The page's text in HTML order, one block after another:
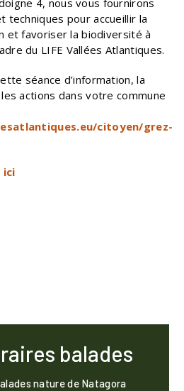
4, nous vous fournirons
techniques pour accueillir la
et favoriser la biodiversité à
du LIFE Vallées Atlantiques.
séance d’information, la
actions dans votre commune
citoyen/grez-
ici
balades
nature de Natagora